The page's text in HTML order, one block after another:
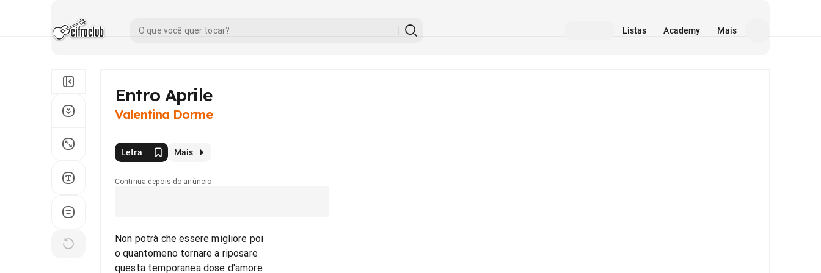
Listas Academy Mais
Entro Aprile
Valentina Dorme
Letra Mais
Continua depois do anúncio
Non potrà che essere migliore poi
o quantomeno tornare a riposare
questa temporanea dose d'amore